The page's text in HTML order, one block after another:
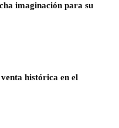
imaginación para su
histórica en el